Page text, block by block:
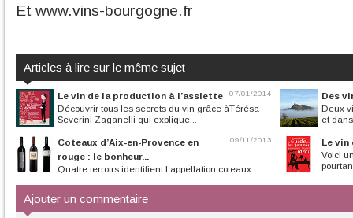
Et www.vins-bourgogne.fr
Articles à lire sur le même sujet
07/01/2014
Le vin de la production à l’assiette
Découvrir tous les secrets du vin grâce àTérésa
Severini Zaganelli qui explique...
Des
Deux
et
09/11/2013
Coteaux d’Aix-en-Provence en
rouge : le bonheur...
Quatre terroirs identifient l’appellation coteaux
Le vin
Voici
Ajouter un commentaire